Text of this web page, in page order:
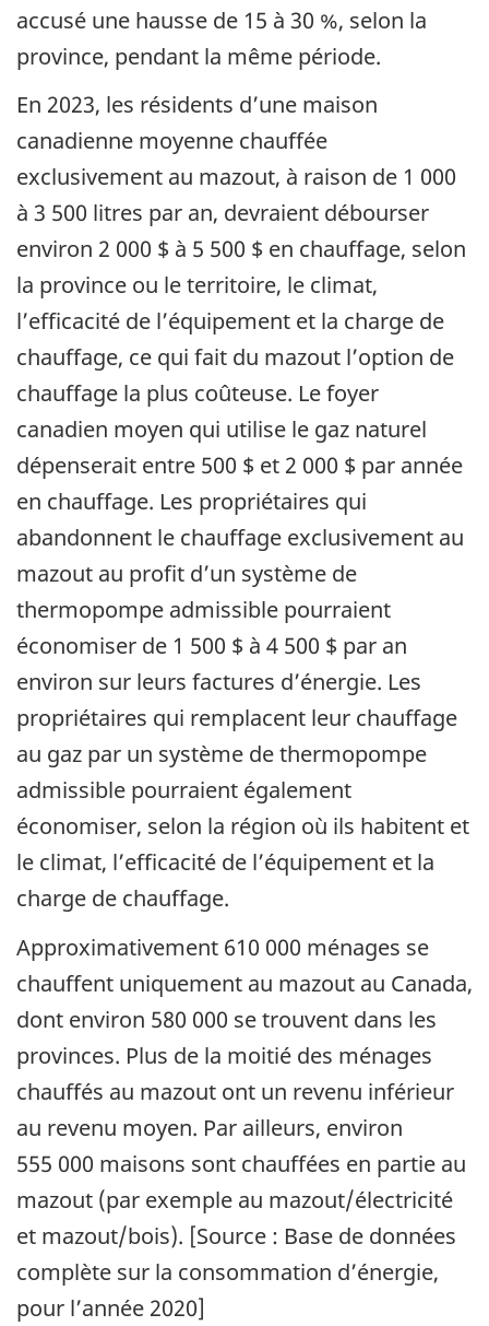
accusé une hausse de 15 à 30 %, selon la
province, pendant la même période.
En 2023, les résidents d’une maison
canadienne moyenne chauffée
exclusivement au mazout, à raison de 1 000
à 3 500 litres par an, devraient débourser
environ 2 000 $ à 5 500 $ en chauffage, selon
la province ou le territoire, le climat,
l’efficacité de l’équipement et la charge de
chauffage, ce qui fait du mazout l’option de
chauffage la plus coûteuse. Le foyer
canadien moyen qui utilise le gaz naturel
dépenserait entre 500 $ et 2 000 $ par année
en chauffage. Les propriétaires qui
abandonnent le chauffage exclusivement au
mazout au profit d’un système de
thermopompe admissible pourraient
économiser de 1 500 $ à 4 500 $ par an
environ sur leurs factures d’énergie. Les
propriétaires qui remplacent leur chauffage
au gaz par un système de thermopompe
admissible pourraient également
économiser, selon la région où ils habitent et
le climat, l’efficacité de l’équipement et la
charge de chauffage.
Approximativement 610 000 ménages se
chauffent uniquement au mazout au Canada,
dont environ 580 000 se trouvent dans les
provinces. Plus de la moitié des ménages
chauffés au mazout ont un revenu inférieur
au revenu moyen. Par ailleurs, environ
555 000 maisons sont chauffées en partie au
mazout (par exemple au mazout/électricité
et mazout/bois). [Source : Base de données
complète sur la consommation d’énergie,
pour l’année 2020]